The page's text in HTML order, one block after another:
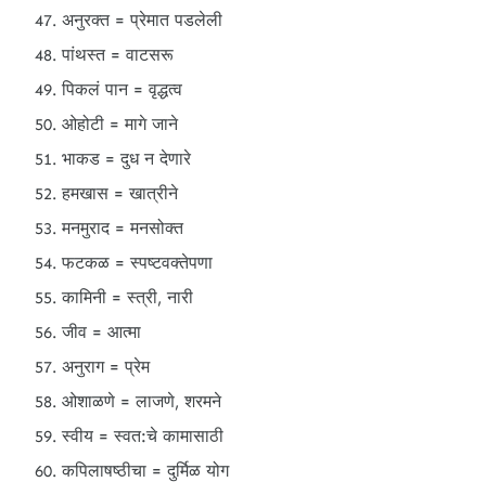
अनुरक्त = प्रेमात पडलेली
पांथस्त = वाटसरू
पिकलं पान = वृद्धत्व
ओहोटी = मागे जाने
भाकड = दुध न देणारे
हमखास = खात्रीने
मनमुराद = मनसोक्त
फटकळ = स्पष्टवक्तेपणा
कामिनी = स्त्री, नारी
जीव = आत्मा
अनुराग = प्रेम
ओशाळणे = लाजणे, शरमने
स्वीय = स्वत:चे कामासाठी
कपिलाषष्ठीचा = दुर्मिळ योग